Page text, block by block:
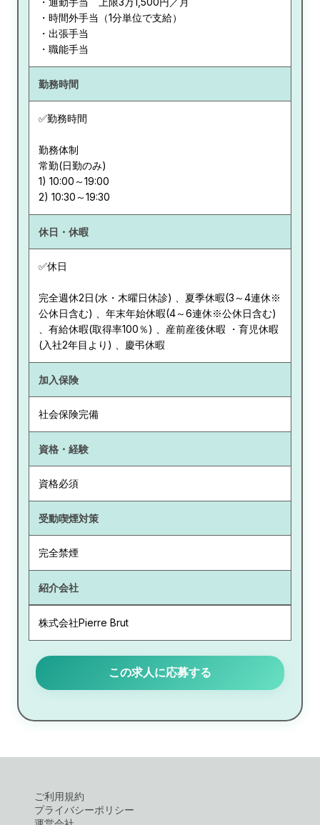
・時間外手当（1分単位で支給）
・出張手当
・職能手当
勤務時間
✅勤務時間
勤務体制
常勤(日勤のみ)
1) 10:00～19:00
休日・休暇
✅休日
完全週休2日(水・木曜日休診) 、夏季休暇(3～4連休※
公休日含む) 、年末年始休暇(4～6連休※公休日含む)
、有給休暇(取得率100％) 、産前産後休暇 ・育児休暇
(入社2年目より) 、慶弔休暇
加入保険
社会保険完備
資格・経験
資格必須
受動喫煙対策
完全禁煙
紹介会社
株式会社Pierre Brut
この求人に応募する
ご利用規約
プライバシーポリシー